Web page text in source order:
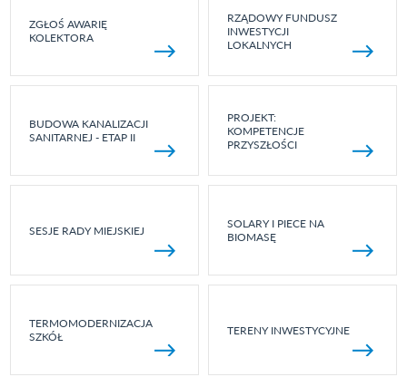
ZGŁOŚ AWARIĘ
KOLEKTORA
RZĄDOWY FUNDUSZ
INWESTYCJI
LOKALNYCH
BUDOWA KANALIZACJI
SANITARNEJ - ETAP II
PROJEKT:
KOMPETENCJE
PRZYSZŁOŚCI
SESJE RADY MIEJSKIEJ
SOLARY I PIECE NA
BIOMASĘ
TERMOMODERNIZACJA
SZKÓŁ
TERENY INWESTYCYJNE